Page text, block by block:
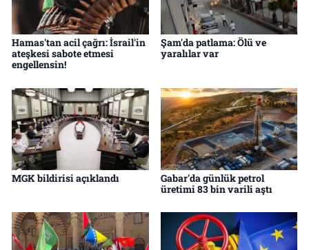
Hamas'tan acil çağrı: İsrail'in
ateşkesi sabote etmesi
engellensin!
Şam'da patlama: Ölü ve
yaralılar var
MGK bildirisi açıklandı
Gabar'da günlük petrol
üretimi 83 bin varili aştı